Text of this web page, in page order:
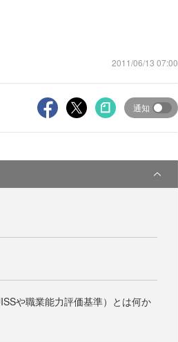
2011/06/13 07:00
通知
や職業能力評価基準）とは何か